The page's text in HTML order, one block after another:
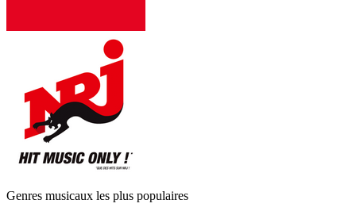
Genres musicaux les plus populaires